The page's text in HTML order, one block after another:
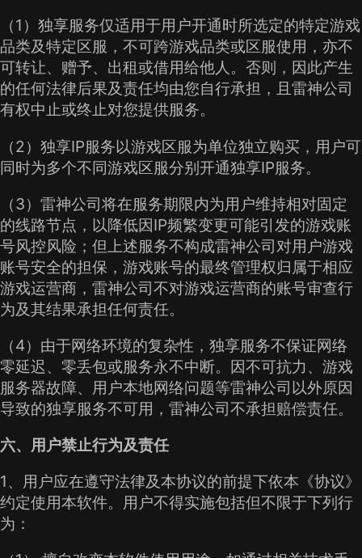
（1）独享服务仅适用于用户开通时所选定的特定游戏
品类及特定区服，不可跨游戏品类或区服使用，亦不
可转让、赠予、出租或借用给他人。否则，因此产生
的任何法律后果及责任均由您自行承担，且雷神公司
有权中止或终止对您提供服务。
（2）独享IP服务以游戏区服为单位独立购买，用户可
同时为多个不同游戏区服分别开通独享IP服务。
（3）雷神公司将在服务期限内为用户维持相对固定
的线路节点，以降低因IP频繁变更可能引发的游戏账
号风控风险；但上述服务不构成雷神公司对用户游戏
账号安全的担保，游戏账号的最终管理权归属于相应
游戏运营商，雷神公司不对游戏运营商的账号审查行
为及其结果承担任何责任。
（4）由于网络环境的复杂性，独享服务不保证网络
零延迟、零丢包或服务永不中断。因不可抗力、游戏
服务器故障、用户本地网络问题等雷神公司以外原因
导致的独享服务不可用，雷神公司不承担赔偿责任。
六、用户禁止行为及责任
1、用户应在遵守法律及本协议的前提下依本《协议》
约定使用本软件。用户不得实施包括但不限于下列行
为：